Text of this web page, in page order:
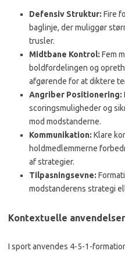
Defensiv Struktur: Fire
baglinje, der muliggør
trusler.
Midtbane Kontrol: Fem
boldfordelingen og
afgørende for at diktere
Angriber Positionering:
scoringsmuligheder og
mod modstanderne.
Kommunikation: Klare
holdmedlemmerne
af strategier.
Tilpasningsevne:
modstanderens strategi
Kontextuelle
I sport anvendes 4-5-1-